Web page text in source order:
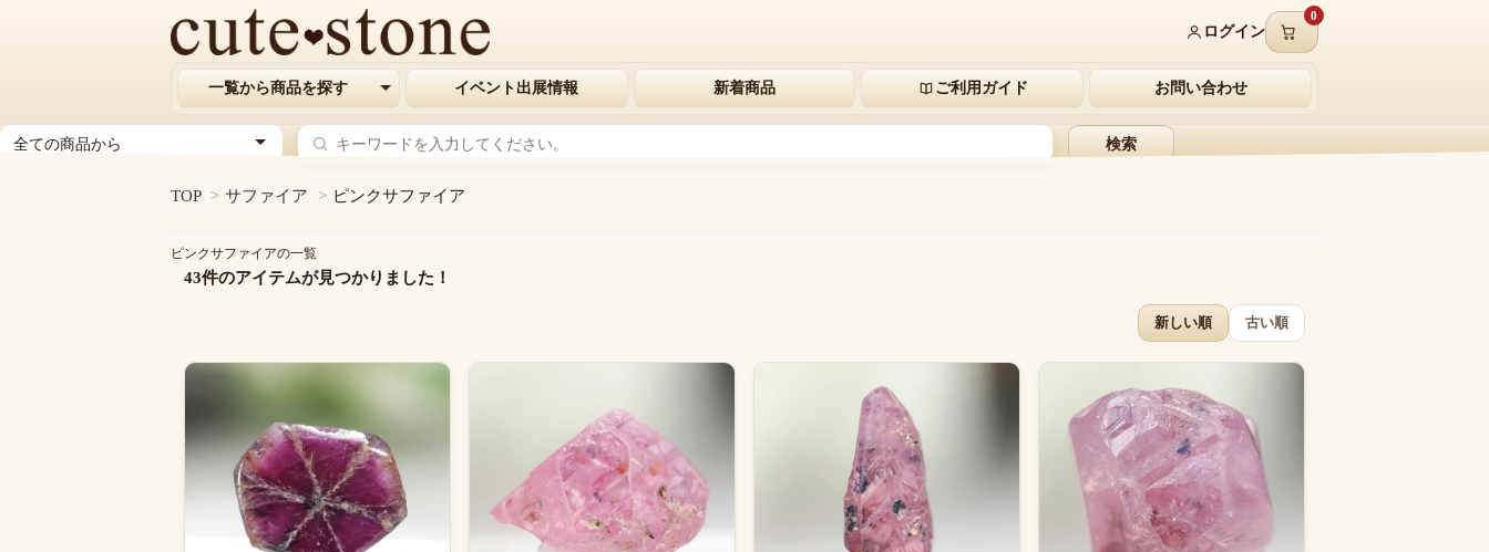
ログイン
0
一覧から商品を探す イベント出展情報 新着商品 ご利用ガイド お問い合わせ
ジ
検索
TOP > サファイア > ピンクサファイア
ピンクサファイアの一覧
43件のアイテムが見つかりました！
新しい順 古い順